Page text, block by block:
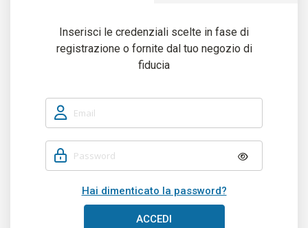
Inserisci le credenziali scelte in fase di
registrazione o fornite dal tuo negozio di
fiducia
Hai dimenticato la password?
ACCEDI